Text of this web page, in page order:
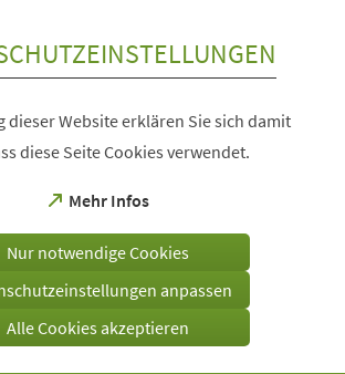
dieser Website erklären Sie sich damit
diese Seite Cookies verwendet.
Mehr Infos
(Öffnet
einem
Tab)
Nur notwendige Cookies
anpassen
Alle Cookies akzeptieren